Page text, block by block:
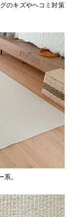
のキズやヘコミ対策
。